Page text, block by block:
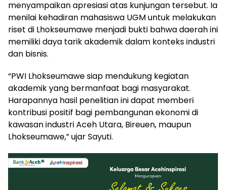
menyampaikan apresiasi atas kunjungan tersebut. Ia
menilai kehadiran mahasiswa UGM untuk melakukan
riset di Lhokseumawe menjadi bukti bahwa daerah ini
memiliki daya tarik akademik dalam konteks industri
dan bisnis.
“PWI Lhokseumawe siap mendukung kegiatan
akademik yang bermanfaat bagi masyarakat.
Harapannya hasil penelitian ini dapat memberi
kontribusi positif bagi pembangunan ekonomi di
kawasan industri Aceh Utara, Bireuen, maupun
Lhokseumawe,” ujar Sayuti.